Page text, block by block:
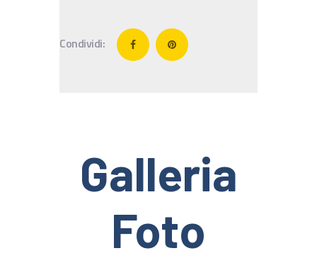
Condividi:
Galleria
Foto